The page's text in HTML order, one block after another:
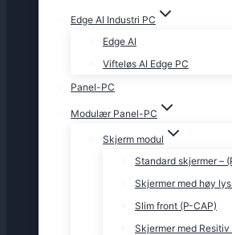
Edge AI Industri PC
Edge AI
Vifteløs AI Edge PC
Panel-PC
Modulær Panel-PC
Skjerm modul
Standard skjermer –
Skjermer med høy
Slim front (P-CAP)
Skjermer med